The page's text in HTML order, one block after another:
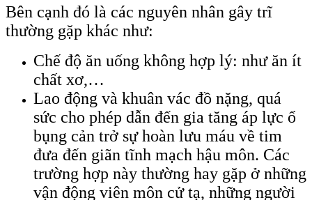
Bên cạnh đó là các nguyên nhân gây trĩ
thường gặp khác như:
Chế độ ăn uống không hợp lý: như ăn ít
chất xơ,…
Lao động và khuân vác đồ nặng, quá
sức cho phép dẫn đến gia tăng áp lực ổ
bụng cản trở sự hoàn lưu máu về tim
đưa đến giãn tĩnh mạch hậu môn. Các
trường hợp này thường hay gặp ở những
vận động viên môn cử tạ, những người